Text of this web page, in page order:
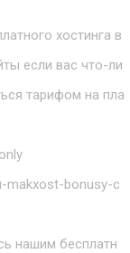
хостинга в
если вас что-ли
тарифом на пла
makxost-bonusy-c
нашим бесплатн